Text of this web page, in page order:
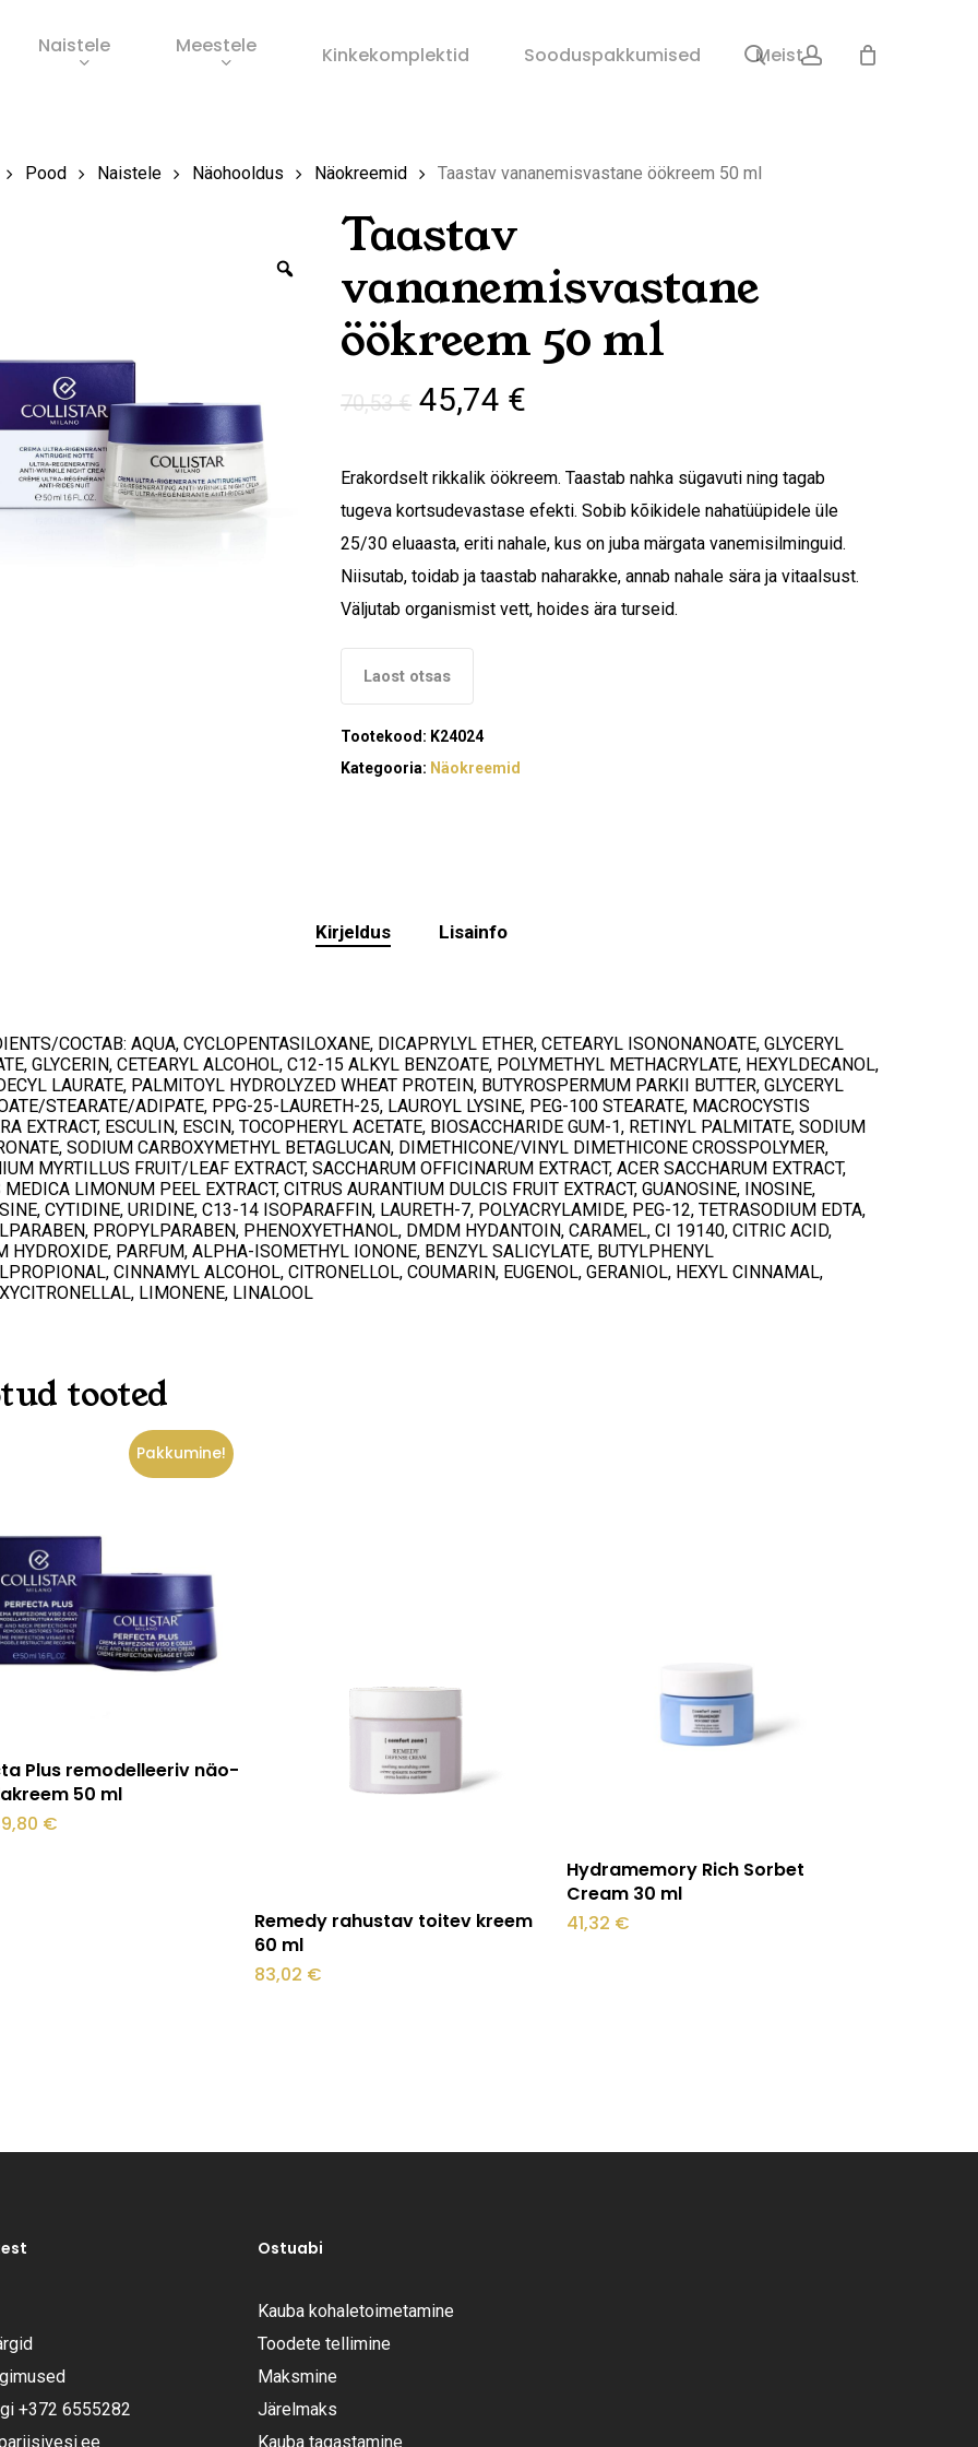
Naistele Meestele Kinkekomplektid Sooduspakkumised Meist
search account
Ostukorv
Pood Naistele Näohooldus Näokreemid Taastav vananemisvastane öökreem 50 ml
Taastav
vananemisvastane
öökreem 50 ml
70,53€ Algne
oli:
70,53 €.
45,74 €
on:
45,74 €.
Erakordselt rikkalik öökreem. Taastab nahka sügavuti ning tagab
tugeva kortsudevastase efekti. Sobib kõikidele nahatüüpidele üle
25/30 eluaasta, eriti nahale, kus on juba märgata vanemisilminguid.
Niisutab, toidab ja taastab naharakke, annab nahale sära ja vitaalsust.
Väljutab organismist vett, hoides ära turseid.
Laost otsas
Tootekood: K24024
Kategooria: Näokreemid
Kirjeldus Lisainfo
COCTAB: AQUA, CYCLOPENTASILOXANE, DICAPRYLYL ETHER, CETEARYL ISONONANOATE, GLYCERYL
GLYCERIN, CETEARYL ALCOHOL, C12-15 ALKYL BENZOATE, POLYMETHYL METHACRYLATE, HEXYLDECANOL,
LAURATE, PALMITOYL HYDROLYZED WHEAT PROTEIN, BUTYROSPERMUM PARKII BUTTER, GLYCERYL
STEARATE/ADIPATE, PPG-25-LAURETH-25, LAUROYL LYSINE, PEG-100 STEARATE, MACROCYSTIS
EXTRACT, ESCULIN, ESCIN, TOCOPHERYL ACETATE, BIOSACCHARIDE GUM-1, RETINYL PALMITATE, SODIUM
SODIUM CARBOXYMETHYL BETAGLUCAN, DIMETHICONE/VINYL DIMETHICONE CROSSPOLYMER,
MYRTILLUS FRUIT/LEAF EXTRACT, SACCHARUM OFFICINARUM EXTRACT, ACER SACCHARUM EXTRACT,
MEDICA LIMONUM PEEL EXTRACT, CITRUS AURANTIUM DULCIS FRUIT EXTRACT, GUANOSINE, INOSINE,
CYTIDINE, URIDINE, C13-14 ISOPARAFFIN, LAURETH-7, POLYACRYLAMIDE, PEG-12, TETRASODIUM EDTA,
PROPYLPARABEN, PHENOXYETHANOL, DMDM HYDANTOIN, CARAMEL, CI 19140, CITRIC ACID,
HYDROXIDE, PARFUM, ALPHA-ISOMETHYL IONONE, BENZYL SALICYLATE, BUTYLPHENYL
CINNAMYL ALCOHOL, CITRONELLOL, COUMARIN, EUGENOL, GERANIOL, HEXYL CINNAMAL,
LIMONENE, LINALOOL
tooted
Pakkumine!
Loe edasi
Plus remodelleeriv näo-
50 ml
hind
€
Lisa korvi
Remedy rahustav toitev kreem
60 ml
83,02 €
Loe edasi
Hydramemory Rich Sorbet
Cream 30 ml
41,32 €
+372 6555282
Ostuabi
Kauba kohaletoimetamine
Toodete tellimine
Maksmine
Järelmaks
Kauba tagastamine